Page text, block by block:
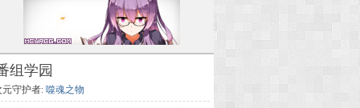
组学园
元守护者: 噬魂之物